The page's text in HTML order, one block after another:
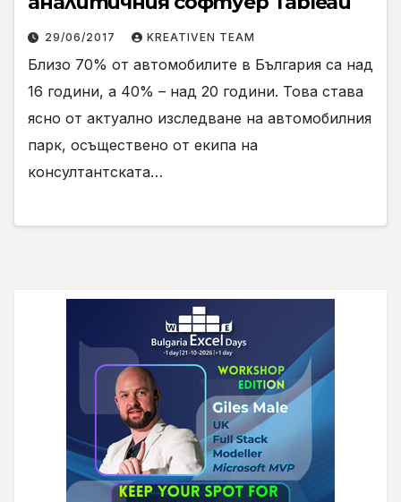
29/06/2017 KREATIVEN TEAM
Близо 70% от автомобилите в България са над
16 години, а 40% – над 20 години. Това става
ясно от актуално изследване на автомобилния
парк, осъществено от екипа на
консултантската…